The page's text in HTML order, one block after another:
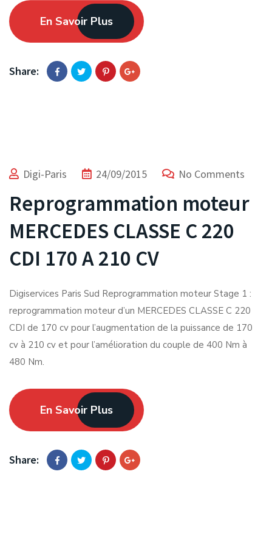
En Savoir Plus
Share:
Digi-Paris 24/09/2015 No Comments
Reprogrammation moteur
MERCEDES CLASSE C 220
CDI 170 A 210 CV
Digiservices Paris Sud Reprogrammation moteur Stage 1 :
reprogrammation moteur d’un MERCEDES CLASSE C 220
CDI de 170 cv pour l’augmentation de la puissance de 170
cv à 210 cv et pour l’amélioration du couple de 400 Nm à
480 Nm.
En Savoir Plus
Share: